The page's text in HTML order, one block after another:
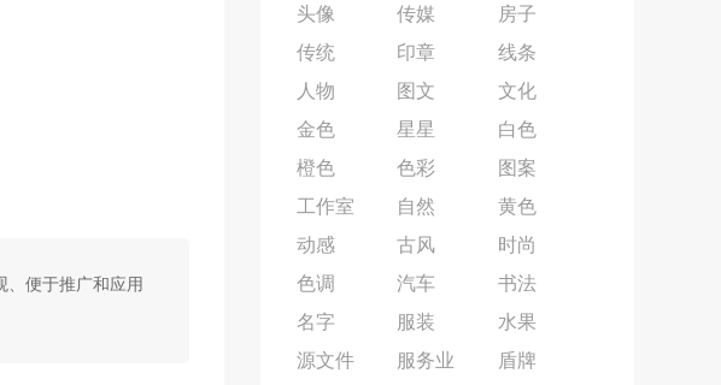
、便于推广和应用
头像
传媒
房子
传统
印章
线条
人物
图文
文化
金色
星星
白色
橙色
色彩
图案
工作室
自然
黄色
动感
古风
时尚
色调
汽车
书法
名字
服装
水果
源文件
服务业
盾牌